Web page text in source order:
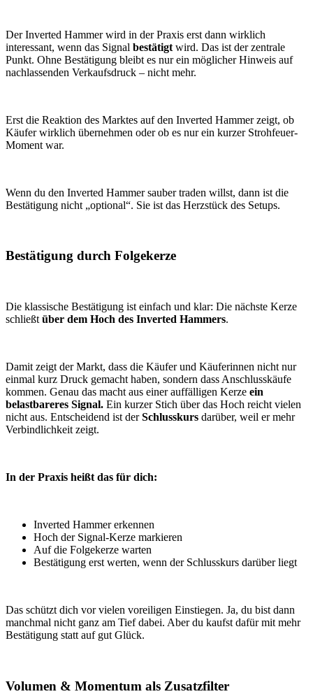
Der Inverted Hammer wird in der Praxis erst dann wirklich
interessant, wenn das Signal bestätigt wird. Das ist der zentrale
Punkt. Ohne Bestätigung bleibt es nur ein möglicher Hinweis auf
nachlassenden Verkaufsdruck – nicht mehr.
Erst die Reaktion des Marktes auf den Inverted Hammer zeigt, ob
Käufer wirklich übernehmen oder ob es nur ein kurzer Strohfeuer-
Moment war.
Wenn du den Inverted Hammer sauber traden willst, dann ist die
Bestätigung nicht „optional“. Sie ist das Herzstück des Setups.
Bestätigung durch Folgekerze
Die klassische Bestätigung ist einfach und klar: Die nächste Kerze
schließt über dem Hoch des Inverted Hammers.
Damit zeigt der Markt, dass die Käufer und Käuferinnen nicht nur
einmal kurz Druck gemacht haben, sondern dass Anschlusskäufe
kommen. Genau das macht aus einer auffälligen Kerze ein
belastbareres Signal. Ein kurzer Stich über das Hoch reicht vielen
nicht aus. Entscheidend ist derSchlusskurs darüber, weil er mehr
Verbindlichkeit zeigt.
In der Praxis heißt das für dich:
Inverted Hammer erkennen
Hoch der Signal-Kerze markieren
Auf die Folgekerze warten
Bestätigung erst werten, wenn der Schlusskurs darüber liegt
Das schützt dich vor vielen voreiligen Einstiegen. Ja, du bist dann
manchmal nicht ganz am Tief dabei. Aber du kaufst dafür mit mehr
Bestätigung statt auf gut Glück.
Volumen & Momentum als Zusatzfilter